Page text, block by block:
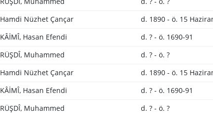
Hamdi Nüzhet Çançar d. 1890 - ö. 15
KÂİMÎ, Hasan Efendi d. ? - ö. 1690-91
RÜŞDÎ, Muhammed d. ? - ö. ?
Hamdi Nüzhet Çançar d. 1890 - ö. 15
KÂİMÎ, Hasan Efendi d. ? - ö. 1690-91
RÜŞDÎ, Muhammed d. ? - ö. ?